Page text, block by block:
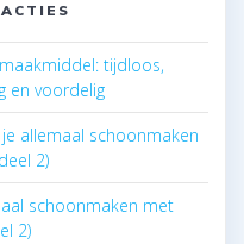
tijdloos,
en voordelig
allemaal schoonmaken
2)
schoonmaken met
2)